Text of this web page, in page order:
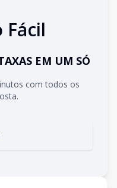
EM UM SÓ
com todos os